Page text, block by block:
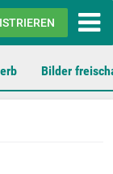
Bilder